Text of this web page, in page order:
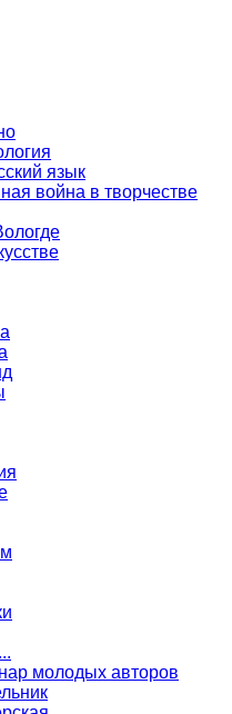
язык
война в творчестве
молодых авторов